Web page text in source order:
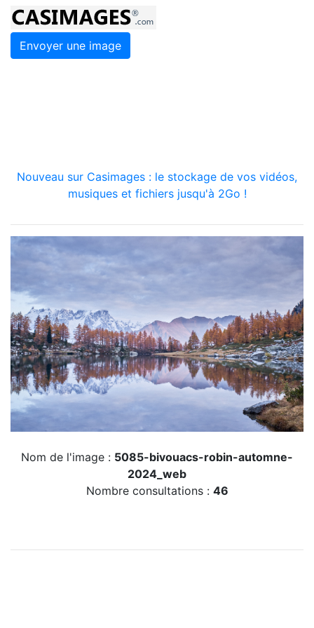
Envoyer une image
Nouveau sur Casimages : le stockage de vos vidéos,
musiques et fichiers jusqu'à 2Go !
Nom de l'image : 5085-bivouacs-robin-automne-
2024_web
Nombre consultations : 46